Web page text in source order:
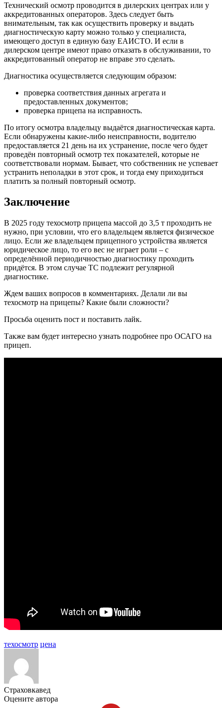
Технический осмотр проводится в дилерских центрах или у
аккредитованных операторов. Здесь следует быть
внимательным, так как осуществить проверку и выдать
диагностическую карту можно только у специалиста,
имеющего доступ в единую базу ЕАИСТО. И если в
дилерском центре имеют право отказать в обслуживании, то
аккредитованный оператор не вправе это сделать.
Диагностика осуществляется следующим образом:
проверка соответствия данных агрегата и
предоставленных документов;
проверка прицепа на исправность.
По итогу осмотра владельцу выдаётся диагностическая карта.
Если обнаружены какие-либо неисправности, водителю
предоставляется 21 день на их устранение, после чего будет
проведён повторный осмотр тех показателей, которые не
соответствовали нормам. Бывает, что собственник не успевает
устранить неполадки в этот срок, и тогда ему приходиться
платить за полный повторный осмотр.
Заключение
В 2025 году техосмотр прицепа массой до 3,5 т проходить не
нужно, при условии, что его владельцем является физическое
лицо. Если же владельцем прицепного устройства является
юридическое лицо, то его вес не играет роли – с
определённой периодичностью диагностику проходить
придётся. В этом случае ТС подлежит регулярной
диагностике.
Ждем ваших вопросов в комментариях. Делали ли вы
техосмотр на прицепы? Какие были сложности?
Просьба оценить пост и поставить лайк.
Также вам будет интересно узнать подробнее про ОСАГО на
прицеп.
техосмотр цена
Страховкавед
Оцените автора